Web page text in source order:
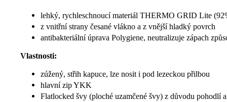
lehký, rychleschnoucí materiál THERMO GRID Lite
z vnitřní strany česané vlákno a z vnější hladký povrch
antibakteriální úprava Polygiene, neutralizuje zápach
Vlastnosti:
zúžený, střih kapuce, lze nosit i pod lezeckou přilbou
hlavní zip YKK
Flatlocked švy (ploché uzamčené švy) z důvodu pohodlí